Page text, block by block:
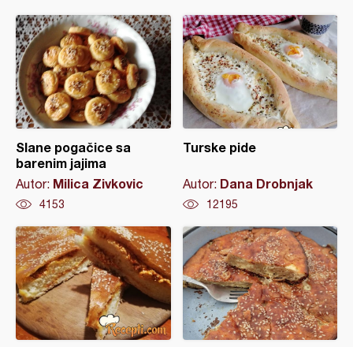
Slane pogačice sa
barenim jajima
Autor: Milica Zivkovic
4153
Turske pide
Autor: Dana Drobnjak
12195